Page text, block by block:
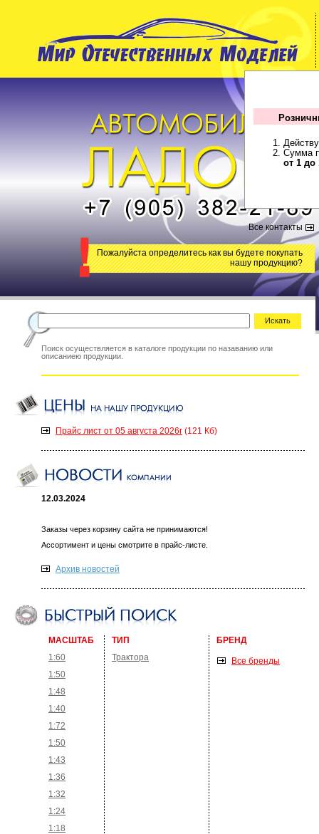
Все контакты
Сумма
от 1 до
Пожалуйста определитесь как вы будете покупать
нашу продукцию?
Искать
Поиск осуществляется в каталоге продукции по назаванию или
описаниею продукции.
Прайс лист от 05 августа 2026г (121 Кб)
12.03.2024
Заказы через корзину сайта не принимаются!
Ассортимент и цены смотрите в прайс-листе.
Архив новостей
МАСШТАБ
1:60
1:50
1:48
1:40
1:72
1:50
1:43
1:36
1:32
1:24
1:18
ТИП
Трактора
БРЕНД
Все бренды